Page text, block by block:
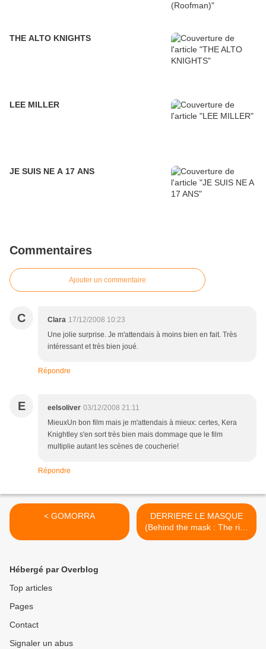
THE ALTO KNIGHTS
LEE MILLER
JE SUIS NE A 17 ANS
Commentaires
Ajouter un commentaire
C Clara 17/12/2008 10:23
Une jolie surprise. Je m'attendais à moins bien en fait. Très
intéressant et très bien joué.
Répondre
E eelsoliver 03/12/2008 21:11
MieuxUn bon film mais je m'attendais à mieux: certes, Kera
Knightley s'en sort très bien mais dommage que le film
multiplie autant les scènes de coucherie!
Répondre
< GOMORRA
DERRIERE LE MASQUE
(Behind the mask : The rise
of Leslie Vernon) >
Hébergé par Overblog
Top articles
Pages
Contact
Signaler un abus